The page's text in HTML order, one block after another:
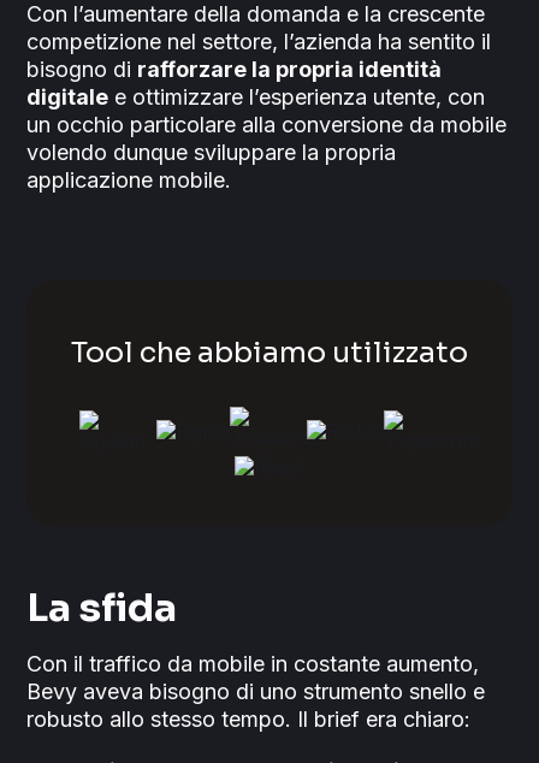
Con l’aumentare della domanda e la crescente
competizione nel settore, l’azienda ha sentito il
bisogno di rafforzare la propria identità
digitale e ottimizzare l’esperienza utente, con
un occhio particolare alla conversione da mobile
volendo dunque sviluppare la propria
applicazione mobile.
Tool che abbiamo utilizzato
La sfida
Con il traffico da mobile in costante aumento,
Bevy aveva bisogno di uno strumento snello e
robusto allo stesso tempo. Il brief era chiaro: